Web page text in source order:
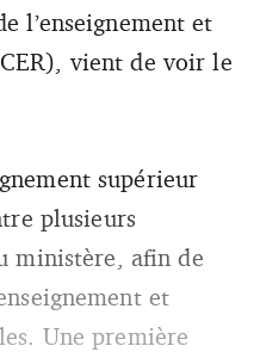
l’enseignement et
vient de voir le
supérieur
plusieurs
ministère, afin de
et
Une première